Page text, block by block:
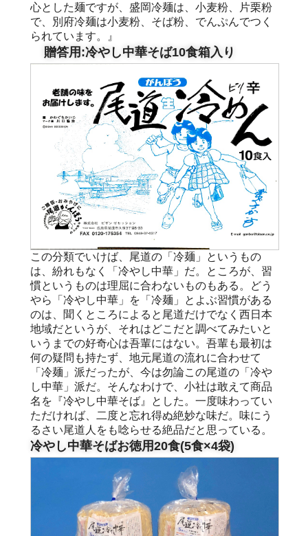
心とした麺ですが、盛岡冷麺は、小麦粉、片栗粉
で、別府冷麺は小麦粉、そば粉、でんぷんでつく
られています。』
贈答用:冷やし中華そば10食箱入り
この分類でいけば、尾道の「冷麺」というもの
は、紛れもなく「冷やし中華」だ。ところが、習
慣というものは理屈に合わないものもある。どう
やら「冷やし中華」を「冷麺」とよぶ習慣がある
のは、聞くところによると尾道だけでなく西日本
地域だというが、それはどこだと調べてみたいと
いうまでの好奇心は吾輩にはない。吾輩も最初は
何の疑問も持たず、地元尾道の流れに合わせて
「冷麺」派だったが、今は勿論この尾道の「冷や
し中華」派だ。そんなわけで、小社は敢えて商品
名を『冷やし中華そば』とした。一度味わってい
ただければ、二度と忘れ得ぬ絶妙な味だ。味にう
るさい尾道人をも唸らせる絶品だと思っている。
冷やし中華そばお徳用20食(5食×4袋)